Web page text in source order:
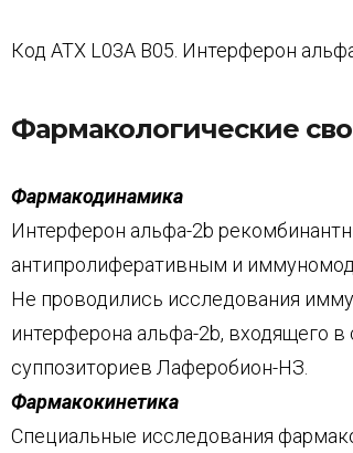
Код АТX L03A B05. Интерферон
Фармакологические
Фармакодинамика
Интерферон альфа-2b
антипролиферативным и
Не проводились исследования
интерферона альфа-2b, входящего в
суппозиториев Лаферобион-НЗ.
Фармакокинетика
Специальные исследования